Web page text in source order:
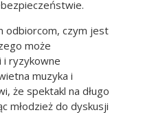
odbiorcom, czym jest
może
i ryzykowne
muzyka i
że spektakl na długo
młodzież do dyskusji